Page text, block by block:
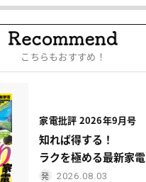
こちらもおすすめ！
家電批評 2026年9月号
知れば得する！
ラクを極める最新家電
2026.08.03